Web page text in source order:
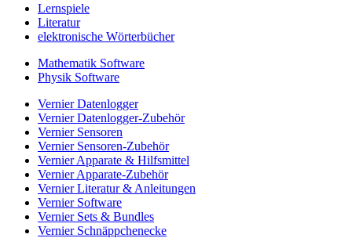
Lernspiele
Literatur
elektronische Wörterbücher
Mathematik Software
Physik Software
Vernier Datenlogger
Vernier Datenlogger-Zubehör
Vernier Sensoren
Vernier Sensoren-Zubehör
Vernier Apparate & Hilfsmittel
Vernier Apparate-Zubehör
Vernier Literatur & Anleitungen
Vernier Software
Vernier Sets & Bundles
Vernier Schnäppchenecke